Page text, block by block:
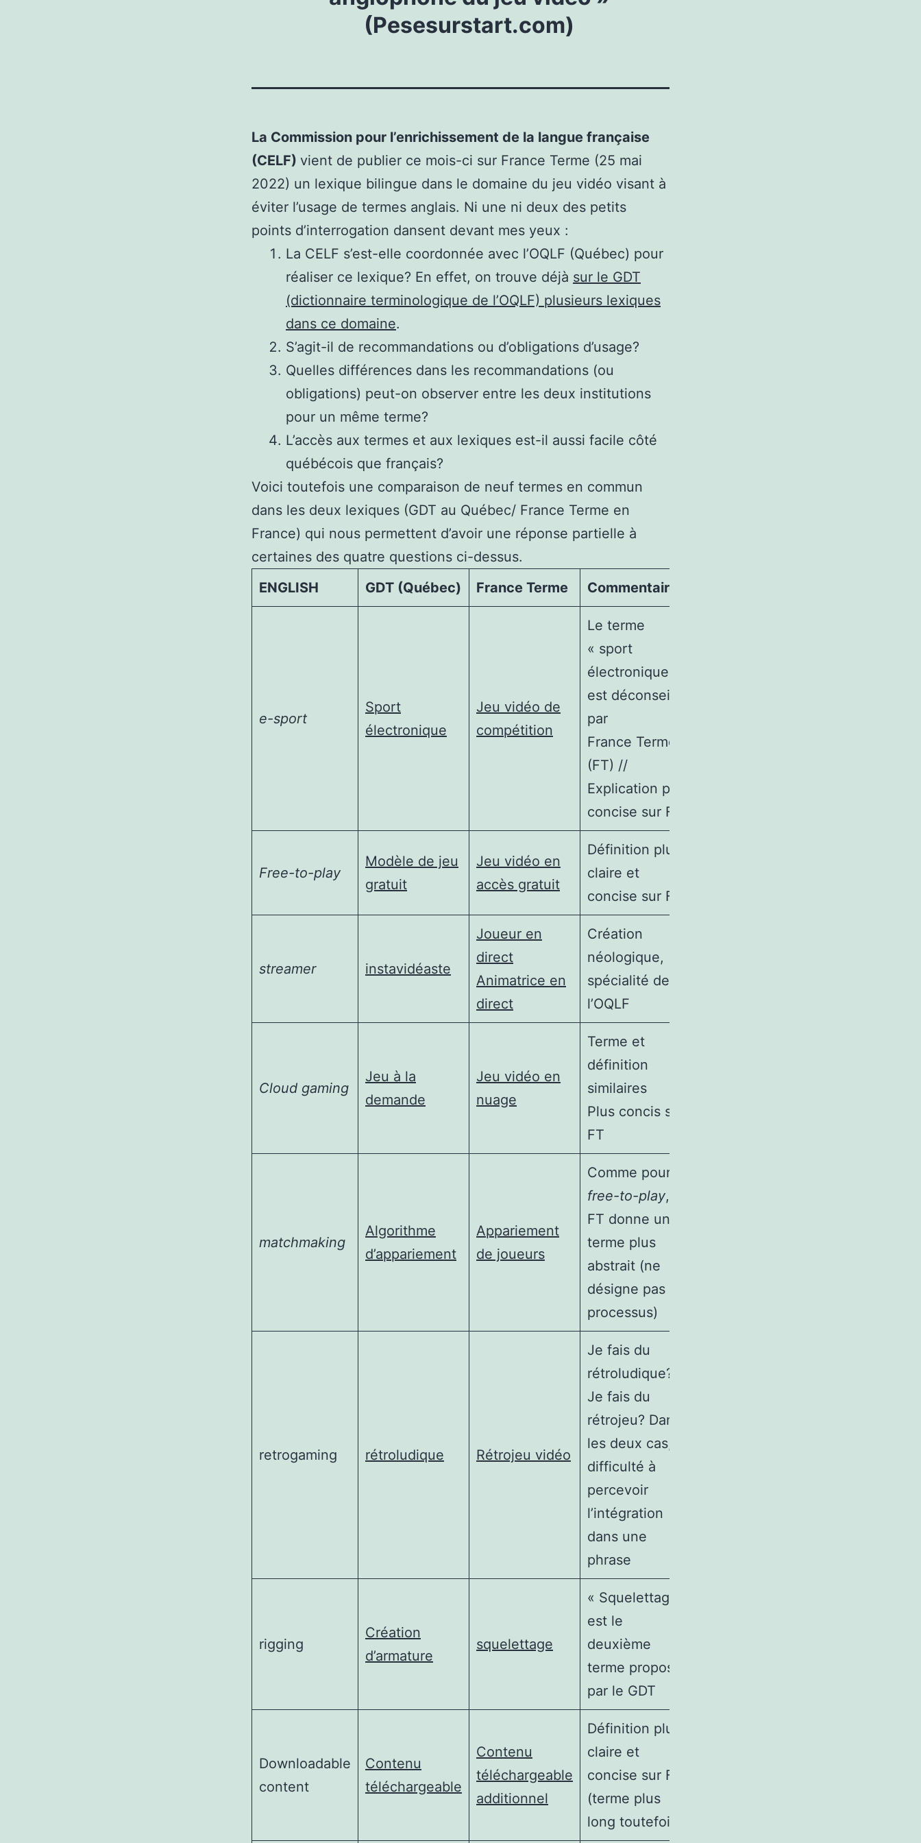
(Pesesurstart.com)
La Commission pour l’enrichissement de la langue française
(CELF) vient de publier ce mois-ci sur France Terme (25 mai
2022) un lexique bilingue dans le domaine du jeu vidéo visant à
éviter l’usage de termes anglais. Ni une ni deux des petits
points d’interrogation dansent devant mes yeux :
La CELF s’est-elle coordonnée avec l’OQLF (Québec) pour
réaliser ce lexique? En effet, on trouve déjà sur le GDT
(dictionnaire terminologique de l’OQLF) plusieurs lexiques
dans ce domaine.
S’agit-il de recommandations ou d’obligations d’usage?
Quelles différences dans les recommandations (ou
obligations) peut-on observer entre les deux institutions
pour un même terme?
L’accès aux termes et aux lexiques est-il aussi facile côté
québécois que français?
Voici toutefois une comparaison de neuf termes en commun
dans les deux lexiques (GDT au Québec/ France Terme en
France) qui nous permettent d’avoir une réponse partielle à
certaines des quatre questions ci-dessus.
ENGLISH
GDT (Québec) France Terme Commentaire
e-sport
Sport
électronique
Jeu vidéo de
compétition
Le terme
« sport
électronique »
est déconseillé
par
France Terme
(FT) //
Explication plus
concise sur FT
Free-to-play
Modèle de jeu
gratuit
Jeu vidéo en
accès gratuit
Définition plus
claire et
concise sur FT
streamer instavidéaste
Joueur en
direct
Animatrice en
direct
Création
néologique,
spécialité de
l’OQLF
Cloud gaming
Jeu à la
demande
Jeu vidéo en
nuage
Terme et
définition
similaires
Plus concis sur
FT
matchmaking
Algorithme
d’appariement
Appariement
de joueurs
Comme pour
free-to-play,
FT donne un
terme plus
abstrait (ne
désigne pas le
processus)
retrogaming rétroludique Rétrojeu vidéo
Je fais du
rétroludique?
Je fais du
rétrojeu? Dans
les deux cas,
difficulté à
percevoir
l’intégration
dans une
phrase
rigging
Création
d’armature
squelettage
« Squelettage »
est le
deuxième
terme proposé
par le GDT
Downloadable
content
Contenu
téléchargeable
Contenu
téléchargeable
additionnel
Définition plus
claire et
concise sur FT
(terme plus
long toutefois!)